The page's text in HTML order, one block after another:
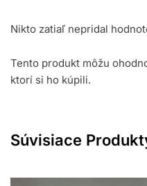
Nikto zatiaľ nepridal
Tento produkt môžu
ktorí si ho kúpili.
Súvisiace